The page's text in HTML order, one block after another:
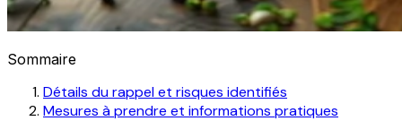
Sommaire
Détails du rappel et risques identifiés
Mesures à prendre et informations pratiques